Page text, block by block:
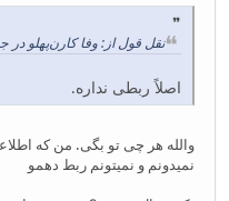
نقل قول از: وفا کارن‌پهلو در جولای 23, 2010, 10:19:09
اصلاً ربطی نداره.
والله هر چی تو بگی. من که
نمیدونم و نمیتونم ربط دهمو